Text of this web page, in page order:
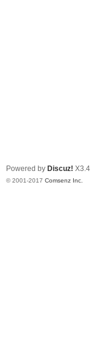
Powered by Discuz! X3.4
© 2001-2017 Comsenz Inc.